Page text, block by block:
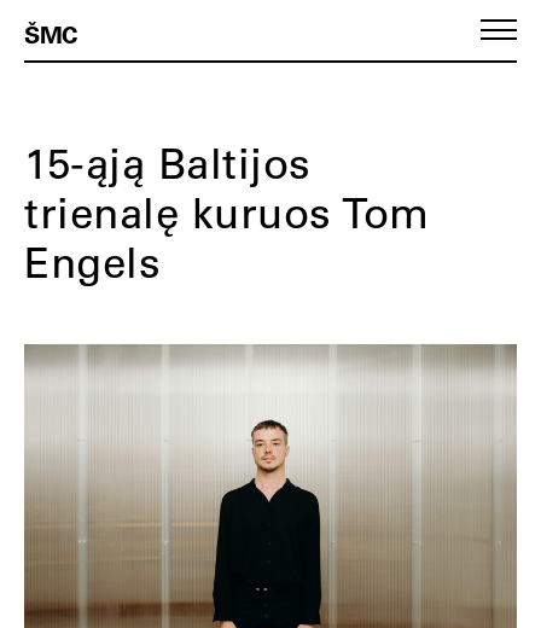
ŠMC
15-ąją Baltijos
trienalę kuruos Tom
Engels